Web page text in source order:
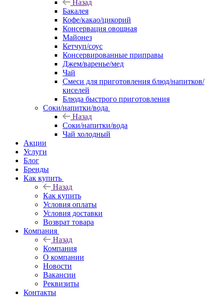
Назад
Бакалея
Кофе/какао/цикорий
Консервация овощная
Майонез
Кетчуп/соус
Консервированные приправы
Джем/варенье/мед
Чай
Смеси для приготовления блюд/напитков/
киселей
Блюда быстрого приготовления
Соки/напитки/вода
Назад
Соки/напитки/вода
Чай холодный
Акции
Услуги
Блог
Бренды
Как купить
Назад
Как купить
Условия оплаты
Условия доставки
Возврат товара
Компания
Назад
Компания
О компании
Новости
Вакансии
Реквизиты
Контакты